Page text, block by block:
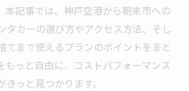
本記事では、神戸空港から朝来市への
タカーの選び方やアクセス方法、そし
てまで使えるプランのポイントをまと
もっと自由に、コストパフォーマンス
っと見つかります。